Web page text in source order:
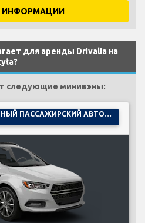
ИНФОРМАЦИИ
для аренды Drivalia на
следующие минивэны: